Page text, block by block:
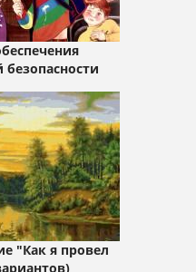
безопасности
"Как я провел